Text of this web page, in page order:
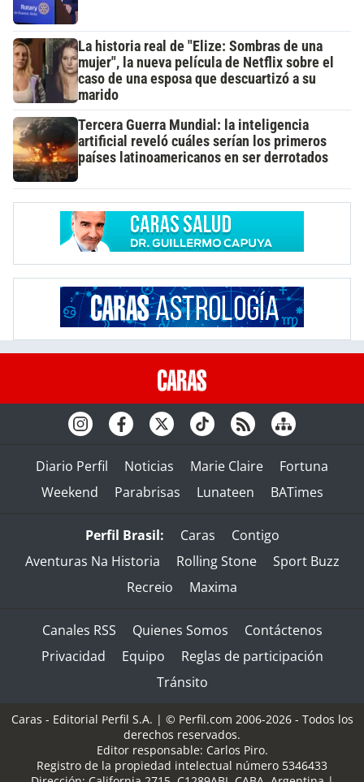
La historia real de "Elize: Sombras de una
mujer", la nueva película de Netflix sobre el
caso de una esposa que descuartizó a su
marido
Tercera Guerra Mundial: la inteligencia
artificial reveló cuáles serían los primeros
países latinoamericanos en ser derrotados
Diario Perfil Noticias Marie Claire
Fortuna
Weekend
Parabrisas Lunateen BATimes
Perfil Brasil: Caras
Contigo
Aventuras Na Historia
Rolling Stone
Sport Buzz
Recreio
Maxima
Canales RSS Quienes Somos
Contáctenos
Privacidad
Equipo
Reglas de participación
Tránsito
Caras - Editorial Perfil S.A. | © Perfil.com 2006-2026 - Todos los
derechos reservados.
Editor responsable: Carlos Piro.
Registro de la propiedad intelectual número 5346433